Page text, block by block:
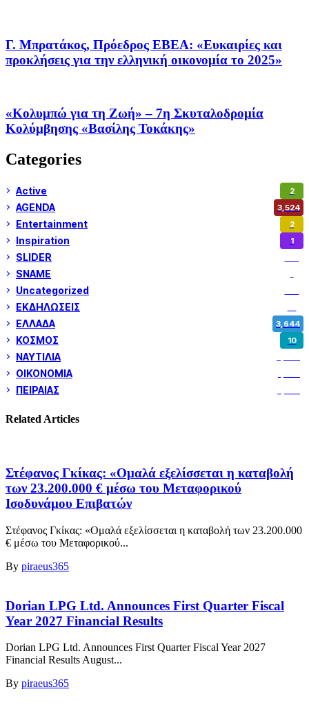
Γ. Μπρατάκος, Πρόεδρος ΕΒΕΑ: «Ευκαιρίες και
προκλήσεις για την ελληνική οικονομία το 2025»
«Κολυμπώ για τη Ζωή» – 7η Σκυταλοδρομία
Κολύμβησης «Βασίλης Τοκάκης»
Categories
Active 2
AGENDA 3,524
Entertainment 2
Inspiration 1
SLIDER
SNAME
Uncategorized
ΕΚΔΗΛΩΣΕΙΣ
ΕΛΛΑΔΑ 3,644
ΚΟΣΜΟΣ 10
ΝΑΥΤΙΛΙΑ
ΟΙΚΟΝΟΜΙΑ
ΠΕΙΡΑΙΑΣ
Related Articles
Στέφανος Γκίκας: «Ομαλά εξελίσσεται η καταβολή
των 23.200.000 € μέσω του Μεταφορικού
Ισοδυνάμου Επιβατών
Στέφανος Γκίκας: «Ομαλά εξελίσσεται η καταβολή των 23.200.000
€ μέσω του Μεταφορικού...
By piraeus365
Dorian LPG Ltd. Announces First Quarter Fiscal
Year 2027 Financial Results
Dorian LPG Ltd. Announces First Quarter Fiscal Year 2027
Financial Results August...
By piraeus365